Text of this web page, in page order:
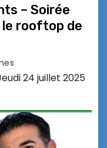
– Soirée
le rooftop de
24 juillet 2025